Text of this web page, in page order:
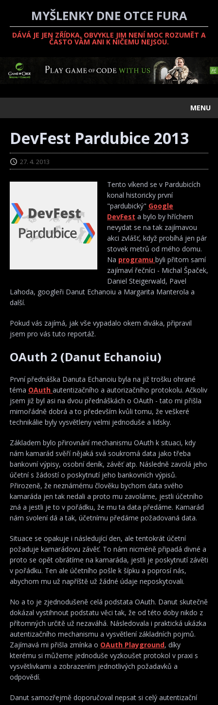
MYŠLENKY DNE OTCE FURA
DÁVÁ JE JEN ZŘÍDKA, OBVYKLE JIM NENÍ MOC ROZUMĚT A
ČASTO VÁM ANI K NIČEMU NEJSOU.
MENU
DevFest Pardubice 2013
27. 4. 2013
Tento víkend se v Pardubicích
konal historicky první
"pardubický" Google
DevFest a bylo by hříchem
nevydat se na tak zajímavou
akci zvlášť, když probíhá jen pár
stovek metrů od mého domu.
Na programu byli přitom samí
zajímaví řečníci - Michal Špaček,
Daniel Steigerwald, Pavel
Lahoda, googleři Danut Echanoiu a Margarita Manterola a
další.
Pokud vás zajímá, jak vše vypadalo okem diváka, připravil
jsem pro vás tuto reportáž.
OAuth 2 (Danut Echanoiu)
První přednáška Danuta Echanoiu byla na již trošku ohrané
téma OAuth autentizačního a autorizačního protokolu. Ačkoliv
jsem již byl asi na dvou přednáškách o OAuth - tato mi přišla
mimořádně dobrá a to především kvůli tomu, že veškeré
technikálie byly vysvětleny velmi jednoduše a lidsky.
Základem bylo přirovnání mechanismu OAuth k situaci, kdy
nám kamarád svěří nějaká svá soukromá data jako třeba
bankovní výpisy, osobní deník, závěť atp. Následně zavolá jeho
účetní s žádostí o poskytnutí jeho bankovních výpisů.
Přirozeně, že neznámému člověku bychom data svého
kamaráda jen tak nedali a proto mu zavoláme, jestli účetního
zná a jestli je to v pořádku, že mu ta data předáme. Kamarád
nám svolení dá a tak, účetnímu předáme požadovaná data.
Situace se opakuje i následující den, ale tentokrát účetní
požaduje kamarádovu závěť. To nám nicméně připadá divné a
proto se opět obrátíme na kamaráda, jestli je poskytnutí závěti
v pořádku. Ten ale účetního pošle k šípku a poprosí nás,
abychom mu už napříště už žádné údaje neposkytovali.
No a to je zjednodušeně celá podstata OAuth. Danut skutečně
dokázal vystihnout podstatu věci tak, že od této doby nikdo z
přítomných určitě už nezaváhá. Následovala i praktická ukázka
autentizačního mechanismu a vysvětlení základních pojmů.
Zajímavá mi přišla zmínka o OAuth Playground, díky
kterému si můžeme jednoduše vyzkoušet protokol v praxi s
vysvětlivkami a zobrazením jednotlivých požadavků a
odpovědí.
Danut samozřejmě doporučoval nepsat si celý autentizační